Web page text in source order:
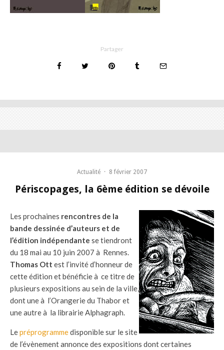
Partager
Actualité · 8 février 2007
Périscopages, la 6ème édition se dévoile
Les prochaines rencontres de la
bande dessinée d’auteurs et de
l’édition indépendante se tiendront
du 18 mai au 10 juin 2007 à Rennes.
Thomas Ott est l’invité d’honneur de
cette édition et bénéficie à ce titre de
plusieurs expositions au sein de la ville,
dont une à l’Orangerie du Thabor et
une autre à la librairie Alphagraph.
Lepréprogrammedisponible sur le site
de l’évènement annonce des expositions dont certaines